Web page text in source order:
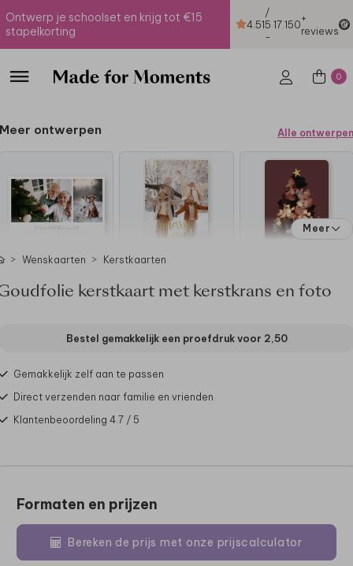
Ontwerp je schoolset en krijg tot €15
stapelkorting
4.51
/
5
-
17.150+
reviews
0
Meer ontwerpen Alle ontwerpen
Meer
Wenskaarten Kerstkaarten
kerstkaart met kerstkrans en foto
Bestel gemakkelijk een proefdruk voor 2,50
Gemakkelijk zelf aan te passen
Direct verzenden naar familie en vrienden
Klantenbeoordeling 4.7 / 5
Formaten en prijzen
Bereken de prijs met onze prijscalculator